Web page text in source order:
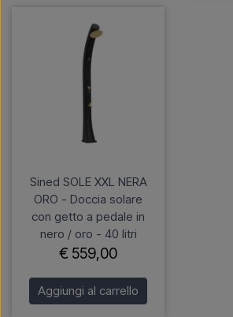
Sined SOLE XXL NERA
ORO - Doccia solare
con getto a pedale in
nero / oro - 40 litri
€ 559,00
Aggiungi al carrello